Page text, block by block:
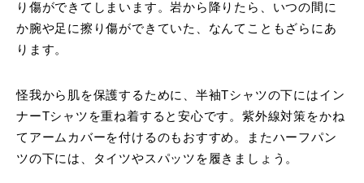
り傷ができてしまいます。岩から降りたら、いつの間に
か腕や足に擦り傷ができていた、なんてこともざらにあ
ります。
怪我から肌を保護するために、半袖Tシャツの下にはイン
ナーTシャツを重ね着すると安心です。紫外線対策をかね
てアームカバーを付けるのもおすすめ。またハーフパン
ツの下には、タイツやスパッツを履きましょう。